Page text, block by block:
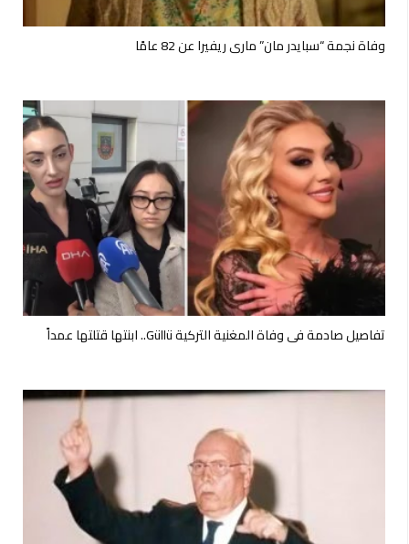
وفاة نجمة “سبايدر مان” ماري ريفيرا عن 82 عامًا
تفاصيل صادمة في وفاة المغنية التركية Güllü.. ابنتها قتلتها عمداً